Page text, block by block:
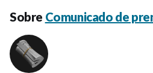
Sobre Comunicado de